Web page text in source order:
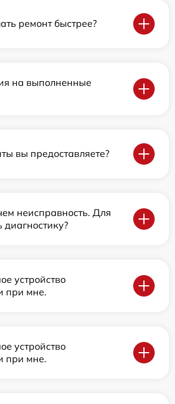
ремонт быстрее?
на выполненные
вы предоставляете?
неисправность. Для
диагностику?
устройство
при мне.
устройство
при мне.